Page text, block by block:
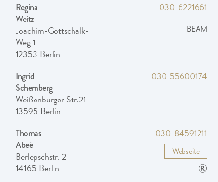
Regina
Weitz
Joachim-Gottschalk-
Weg 1
12353 Berlin
030-6221661
BEAM
Ingrid
Schemberg
Weißenburger Str.21
13595 Berlin
030-55600174
Thomas
Abeé
Berlepschstr. 2
14165 Berlin
030-84591211
Webseite
®